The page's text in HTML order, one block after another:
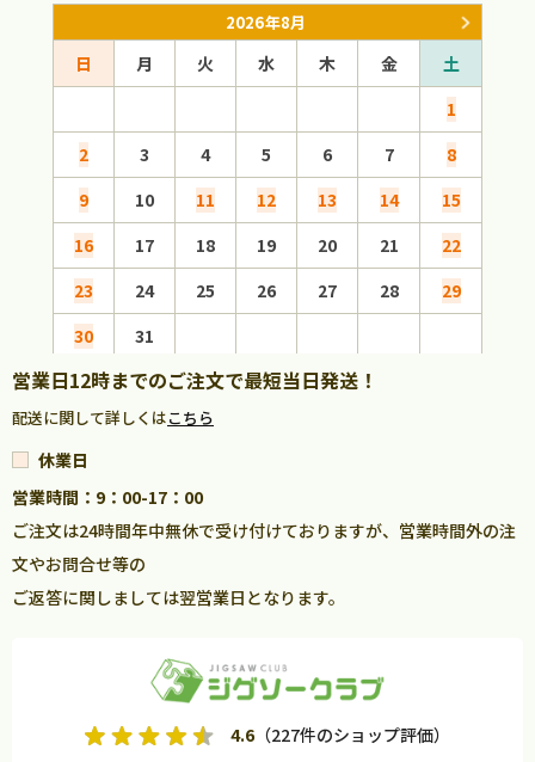
2026年8月
日 月 火 水 木 金
土
1
2
3 4 5 6 7
8
9
10 11 12 13 14
15
16
17 18 19 20 21
22
23
24 25 26 27 28
29
30
31
営業日12時までのご注文で最短当日発送！
配送に関して詳しくはこちら
休業日
営業時間：9：00-17：00
ご注文は24時間年中無休で受け付けておりますが、営業時間外の注
文やお問合せ等の
ご返答に関しましては翌営業日となります。
4.6 （227件のショップ評価）